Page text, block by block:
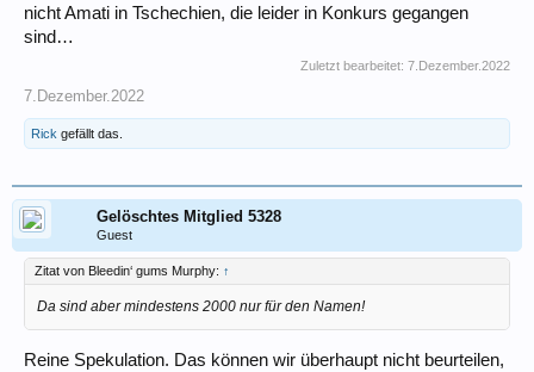
nicht Amati in Tschechien, die leider in Konkurs gegangen
sind…
Zuletzt bearbeitet: 7.Dezember.2022
7.Dezember.2022
Rick gefällt das.
Gelöschtes Mitglied 5328
Guest
Zitat von Bleedin‘ gums Murphy: ↑
Da sind aber mindestens 2000 nur für den Namen!
Reine Spekulation. Das können wir überhaupt nicht beurteilen,